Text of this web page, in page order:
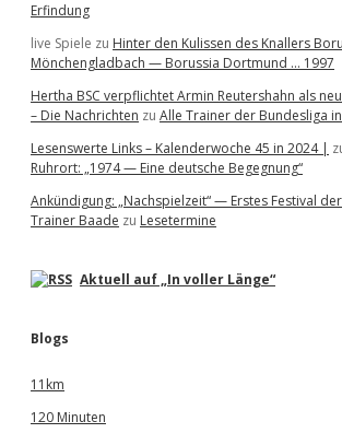
Erfindung
live Spiele zu Hinter den Kulissen des Knallers
Mönchengladbach — Borussia Dortmund … 1997
Hertha BSC verpflichtet Armin Reutershahn als
– Die Nachrichten zu Alle Trainer der Bundesliga
Lesenswerte Links – Kalenderwoche 45 in 2024 |
Ruhrort: „1974 — Eine deutsche Begegnung“
Ankündigung: „Nachspielzeit“ — Erstes Festival
Trainer Baade zu Lesetermine
Aktuell auf „In voller Länge“
Blogs
11km
120 Minuten